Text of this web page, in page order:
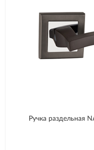
Ручка раздельная